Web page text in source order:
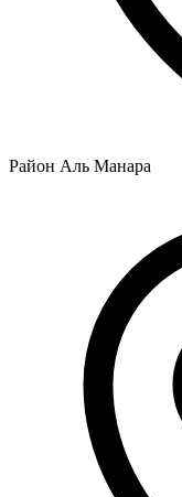
Район Аль Манара